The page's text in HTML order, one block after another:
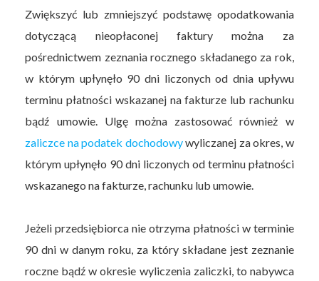
Zwiększyć lub zmniejszyć podstawę opodatkowania
dotyczącą nieopłaconej faktury można za
pośrednictwem zeznania rocznego składanego za rok,
w którym upłynęło 90 dni liczonych od dnia upływu
terminu płatności wskazanej na fakturze lub rachunku
bądź umowie. Ulgę można zastosować również w
zaliczce na podatek dochodowywyliczanej za okres, w
którym upłynęło 90 dni liczonych od terminu płatności
wskazanego na fakturze, rachunku lub umowie.
Jeżeli przedsiębiorca nie otrzyma płatności w terminie
90 dni w danym roku, za który składane jest zeznanie
roczne bądź w okresie wyliczenia zaliczki, to nabywca